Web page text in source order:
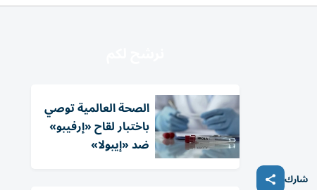
شارك
الصحة العالمية توصي
باختبار لقاح «إرفيبو»
ضد «إيبولا»